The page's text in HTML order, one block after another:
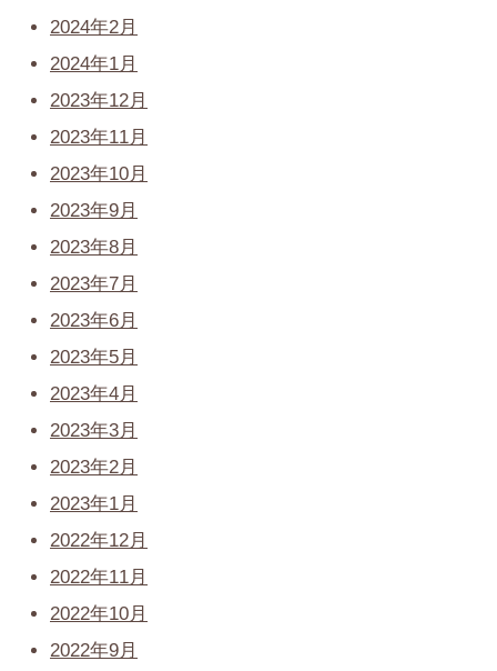
2024年2月
2024年1月
2023年12月
2023年11月
2023年10月
2023年9月
2023年8月
2023年7月
2023年6月
2023年5月
2023年4月
2023年3月
2023年2月
2023年1月
2022年12月
2022年11月
2022年10月
2022年9月